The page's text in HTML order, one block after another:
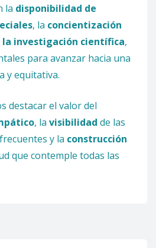
la disponibilidad de
, la concientización
la investigación científica,
para avanzar hacia una
y equitativa.
destacar el valor del
, la visibilidad de las
y la construcción
que contemple todas las